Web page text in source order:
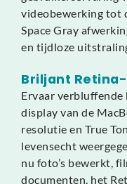
videobewerking tot
Space Gray
en tijdloze
Briljant
Ervaar verbluffende
display van de
resolutie en True
levensecht
nu foto’s bewerkt,
documenten, het